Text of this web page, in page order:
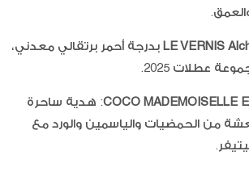
LE VERNIS بدرجة أحمر برتقالي معدني،
عطلات 2025.
COCO MADEMOISELLE: هدية ساحرة
من الحمضيات والياسمين والورد مع